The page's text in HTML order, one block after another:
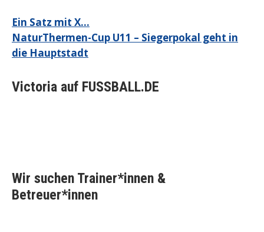
Beitragsnavigation
Ein Satz mit X…
NaturThermen-Cup U11 – Siegerpokal geht in
die Hauptstadt
Victoria auf FUSSBALL.DE
Wir suchen Trainer*innen &
Betreuer*innen